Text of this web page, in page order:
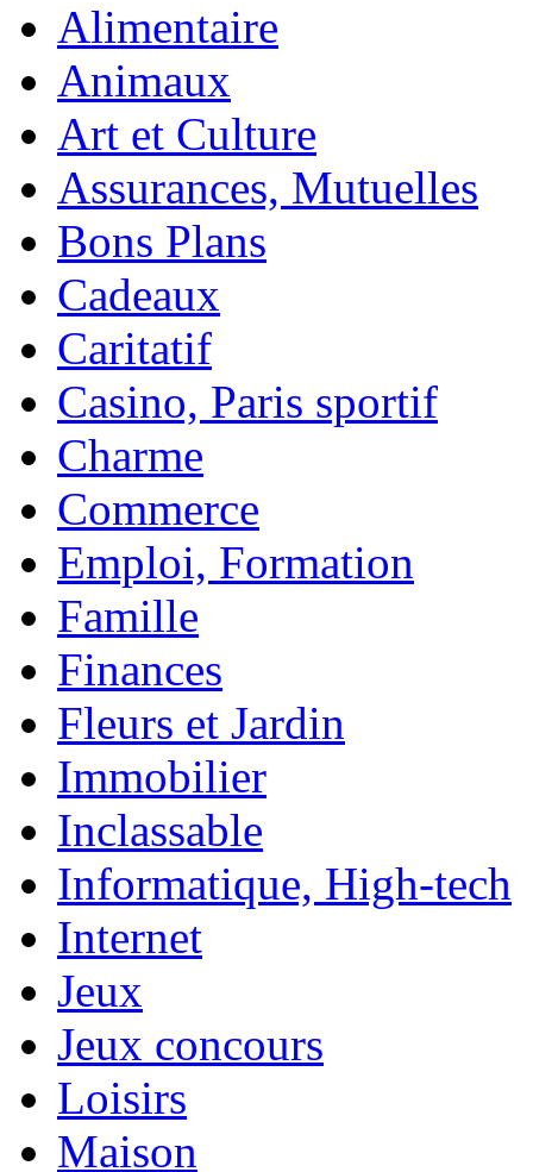
Alimentaire
Animaux
Art et Culture
Assurances, Mutuelles
Bons Plans
Cadeaux
Caritatif
Casino, Paris sportif
Charme
Commerce
Emploi, Formation
Famille
Finances
Fleurs et Jardin
Immobilier
Inclassable
Informatique, High-tech
Internet
Jeux
Jeux concours
Loisirs
Maison